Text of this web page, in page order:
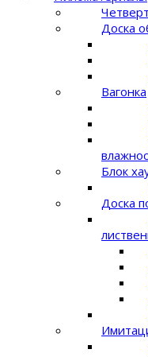
Доска
Вагонка
Блок
Доска